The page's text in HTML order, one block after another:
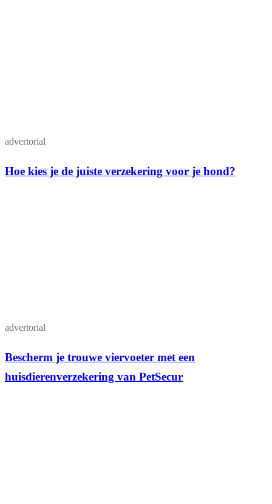
advertorial
Hoe kies je de juiste verzekering voor je hond?
advertorial
Bescherm je trouwe viervoeter met een
huisdierenverzekering van PetSecur